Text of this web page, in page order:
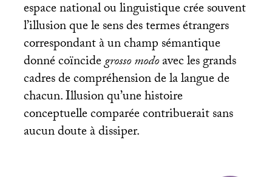
espace national ou linguistique crée souvent
l’illusion que le sens des termes étrangers
correspondant à un champ sémantique
donné coïncidegrossomodoavec les grands
cadres de compréhension de la langue de
chacun. Illusion qu’une histoire
conceptuelle comparée contribuerait sans
aucun doute à dissiper.